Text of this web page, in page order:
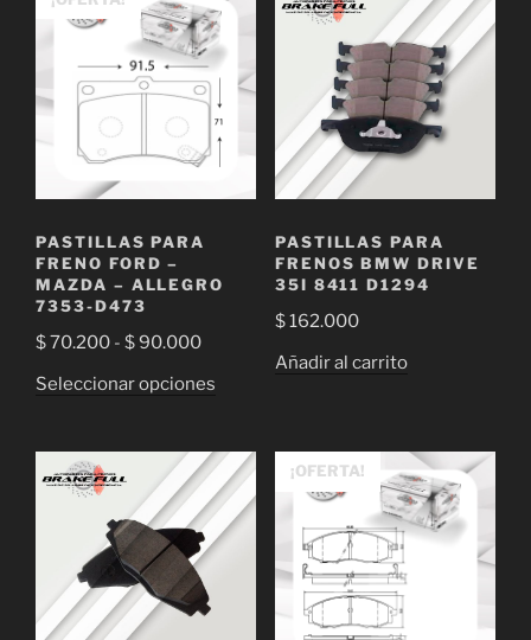
PASTILLAS PARA
FRENO FORD –
MAZDA – ALLEGRO
7353-D473
$70.200 - $90.000Rango
precios:
$ 70.200
hasta
$ 90.000
Seleccionar opciones
múltiples
variantes.
Las
opciones
PASTILLAS PARA
FRENOS BMW DRIVE
35I 8411 D1294
$162.000
Añadir al carrito
¡OFERTA!